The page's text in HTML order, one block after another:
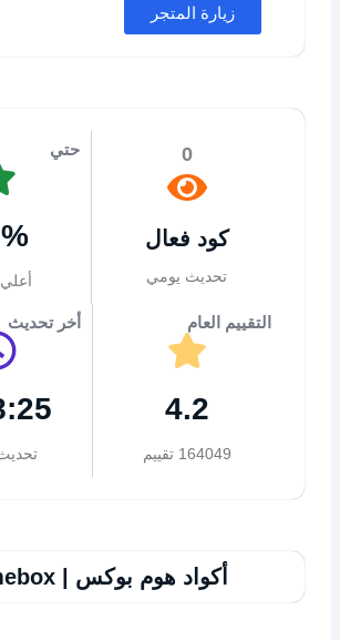
زيارة المتجر
0
كود فعال
تحديث يومي
حتي
التقييم العام
4.2
164049 تقييم
أخر تحديث
8:25
أكواد هوم بوكس | Homebox